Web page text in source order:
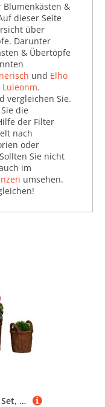
&
dieser Seite
über
Darunter
& Übertöpfe
und Elho
Luieonm.
vergleichen Sie.
die
der Filter
nach
oder
Sie nicht
im
umsehen.
Relaxdays Pflanzkorb 3er Set, Kokos, rustikaler Blumentopf, Palmblatt Übertopf, zum Bepflanzen, Pflanzgefäß Deko, Natur